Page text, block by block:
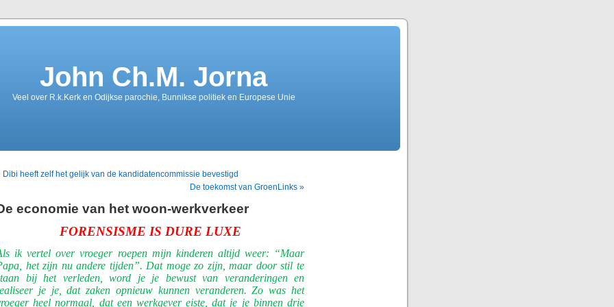
John Ch.M. Jorna
Veel over R.k.Kerk en Odijkse parochie, Bunnikse politiek en Europese Unie
Dibi heeft zelf het gelijk van de kandidatencommissie bevestigd
De toekomst van GroenLinks »
economie van het woon-werkverkeer
FORENSISME IS DURE LUXE
ik vertel over vroeger roepen mijn kinderen altijd weer: “Maar
het zijn nu andere tijden”. Dat moge zo zijn, maar door stil te
bij het verleden, word je je bewust van veranderingen en
je je, dat zaken opnieuw kunnen veranderen. Zo was het
heel normaal, dat een werkgever eiste, dat je je binnen drie